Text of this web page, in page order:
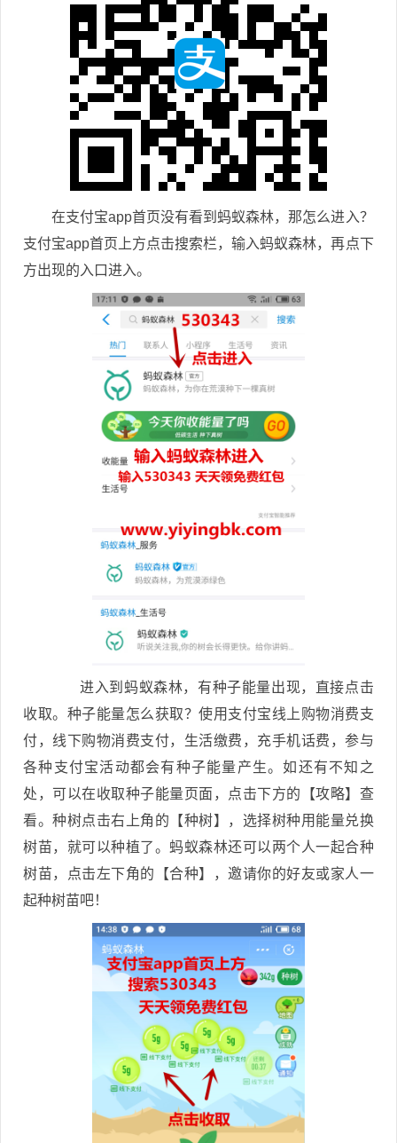
在支付宝app首页没有看到蚂蚁森林，那怎么进入？
支付宝app首页上方点击搜索栏，输入蚂蚁森林，再点下
方出现的入口进入。
进入到蚂蚁森林，有种子能量出现，直接点击
收取。种子能量怎么获取？使用支付宝线上购物消费支
付，线下购物消费支付，生活缴费，充手机话费，参与
各种支付宝活动都会有种子能量产生。如还有不知之
处，可以在收取种子能量页面，点击下方的【攻略】查
看。种树点击右上角的【种树】，选择树种用能量兑换
树苗，就可以种植了。蚂蚁森林还可以两个人一起合种
树苗，点击左下角的【合种】，邀请你的好友或家人一
起种树苗吧！